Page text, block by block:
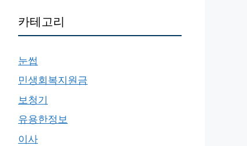
카테고리
눈썹
민생회복지원금
보청기
유용한정보
이사